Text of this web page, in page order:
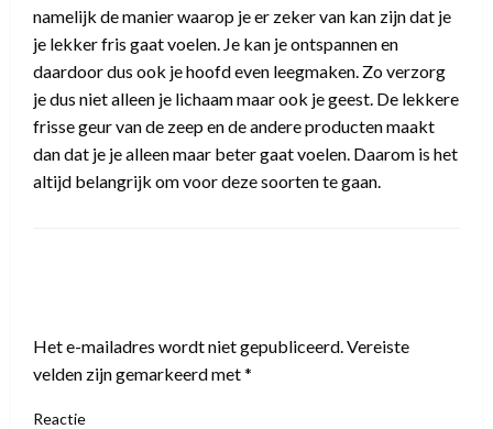
namelijk de manier waarop je er zeker van kan zijn dat je
je lekker fris gaat voelen. Je kan je ontspannen en
daardoor dus ook je hoofd even leegmaken. Zo verzorg
je dus niet alleen je lichaam maar ook je geest. De lekkere
frisse geur van de zeep en de andere producten maakt
dan dat je je alleen maar beter gaat voelen. Daarom is het
altijd belangrijk om voor deze soorten te gaan.
Het e-mailadres wordt niet gepubliceerd.Vereiste
velden zijn gemarkeerd met*
Reactie